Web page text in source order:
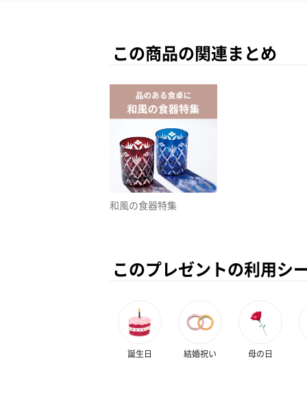
この商品の関連まとめ
和風の食器特集
このプレゼントの利用シ
誕生日 結婚祝い 母の日